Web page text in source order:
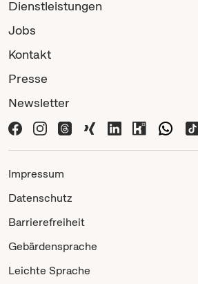
Dienstleistungen
Jobs
Kontakt
Presse
Newsletter
Impressum
Datenschutz
Barrierefreiheit
Gebärdensprache
Leichte Sprache